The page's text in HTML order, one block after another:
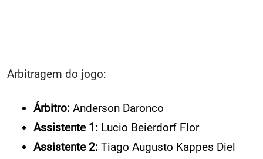
Arbitragem do jogo:
Árbitro: Anderson Daronco
Assistente 1: Lucio Beierdorf Flor
Assistente 2: Tiago Augusto Kappes Diel